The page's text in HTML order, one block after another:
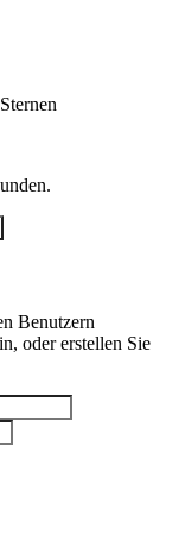
Benutzern
oder erstellen Sie